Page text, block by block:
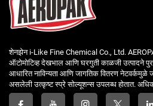
शेनझेन i-Like Fine Chemical Co., Ltd.
ऑटोमोटिव्ह देखभाल आणि घरगुती काळजी उत्पादने
आधारित नाविन्यता आणि जागतिक वितरण नेटवर्कमुळे
असलेली उत्कृष्ट स्प्रे सोल्यूशन्स उपलब्ध होतात.